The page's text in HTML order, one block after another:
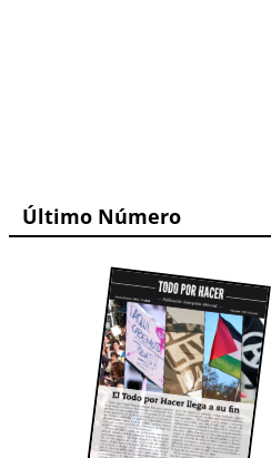
Último Número